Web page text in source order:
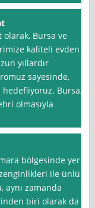
olarak, Bursa ve
kaliteli evden
yıllardır
sayesinde,
Bursa,
olmasıyla
bölgesinde yer
ile ünlü
zamanda
biri olarak da